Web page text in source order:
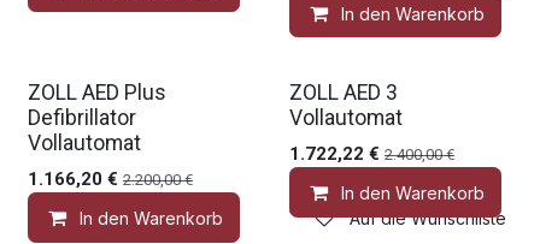
In den Warenkorb
ZOLL AED Plus
Defibrillator
Vollautomat
1.166,20 € 2.200,00€
In den Warenkorb Auf die Wunschliste
ZOLL AED 3
Vollautomat
1.722,22 € 2.400,00€
In den Warenkorb